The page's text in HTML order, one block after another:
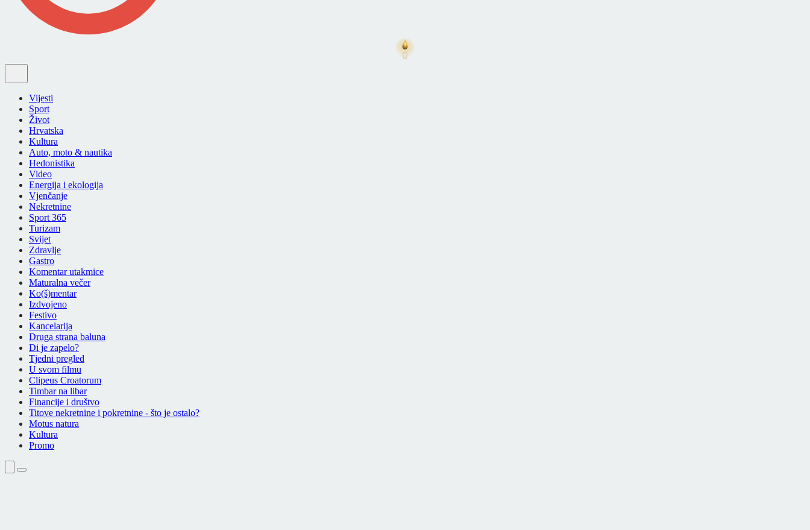
Vijesti
Sport
Život
Hrvatska
Kultura
Auto, moto & nautika
Hedonistika
Video
Energija i ekologija
Vjenčanje
Nekretnine
Sport 365
Turizam
Svijet
Zdravlje
Gastro
Komentar utakmice
Maturalna večer
Ko(š)mentar
Izdvojeno
Festivo
Kancelarija
Druga strana baluna
Di je zapelo?
Tjedni pregled
U svom filmu
Clipeus Croatorum
Timbar na libar
Financije i društvo
Titove nekretnine i pokretnine - što je ostalo?
Motus natura
Kultura
Promo